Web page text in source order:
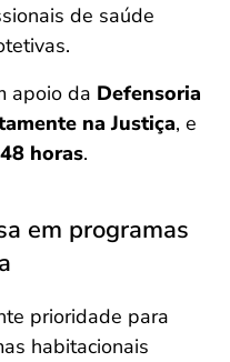
de saúde
apoio da Defensoria
na Justiça, e
horas.
em programas
prioridade para
habitacionais